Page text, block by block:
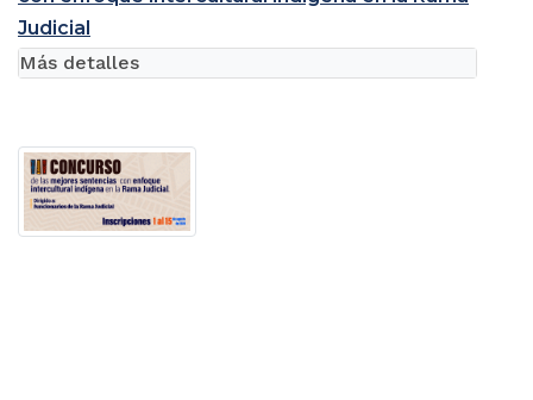
Judicial
Más detalles